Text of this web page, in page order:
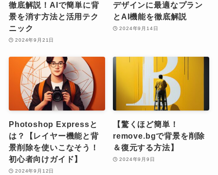
徹底解説！AIで簡単に背
景を消す方法と活用テク
ニック
2024年9月21日
デザインに最適なプラン
とAI機能を徹底解説
2024年9月14日
Photoshop Expressと
は？【レイヤー機能と背
景削除を使いこなそう！
初心者向けガイド】
2024年9月12日
【驚くほど簡単！
remove.bgで背景を削除
＆復元する方法】
2024年9月9日